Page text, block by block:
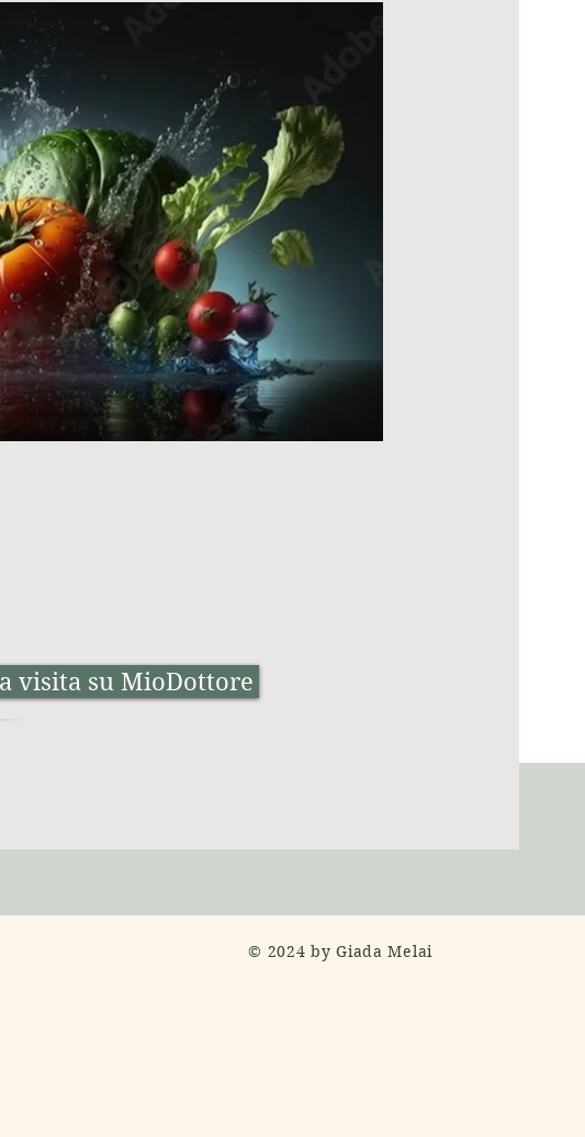
visita su MioDottore
© 2024 by Giada Melai